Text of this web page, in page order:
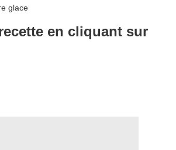
glace
en cliquant sur